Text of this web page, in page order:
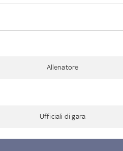
Allenatore
Ufficiali di gara